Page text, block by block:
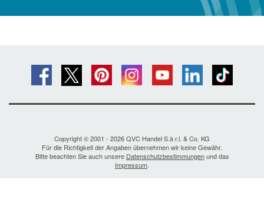
Copyright © 2001 - 2026 QVC Handel S.à r.l. & Co. KG
Für die Richtigkeit der Angaben übernehmen wir keine Gewähr.
Bitte beachten Sie auch unsere Datenschutzbestimmungenund das
Impressum.